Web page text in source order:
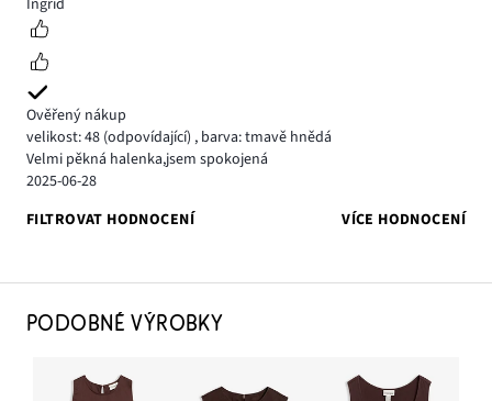
Ingrid
Ověřený nákup
velikost: 48 (odpovídající) , barva: tmavě hnědá
Velmi pěkná halenka,jsem spokojená
2025-06-28
FILTROVAT HODNOCENÍ
VÍCE HODNOCENÍ
PODOBNÉ VÝROBKY